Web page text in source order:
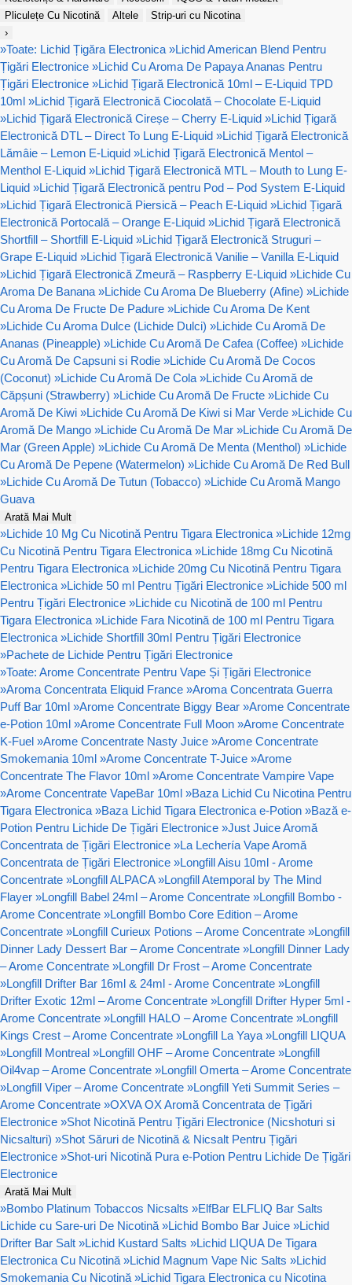
Pliculețe Cu Nicotină
Altele
Strip-uri cu Nicotina
›
»Toate: Lichid Țigăra Electronica »Lichid American Blend Pentru
Țigări Electronice »Lichid Cu Aroma De Papaya Ananas Pentru
Țigări Electronice »Lichid Țigară Electronică 10ml – E-Liquid TPD
10ml »Lichid Țigară Electronică Ciocolată – Chocolate E-Liquid
»Lichid Țigară Electronică Cireșe – Cherry E-Liquid »Lichid Țigară
Electronică DTL – Direct To Lung E-Liquid »Lichid Țigară Electronică
Lămâie – Lemon E-Liquid »Lichid Țigară Electronică Mentol –
Menthol E-Liquid »Lichid Țigară Electronică MTL – Mouth to Lung E-
Liquid »Lichid Țigară Electronică pentru Pod – Pod System E-Liquid
»Lichid Țigară Electronică Piersică – Peach E-Liquid »Lichid Țigară
Electronică Portocală – Orange E-Liquid »Lichid Țigară Electronică
Shortfill – Shortfill E-Liquid »Lichid Țigară Electronică Struguri –
Grape E-Liquid »Lichid Țigară Electronică Vanilie – Vanilla E-Liquid
»Lichid Țigară Electronică Zmeură – Raspberry E-Liquid »Lichide Cu
Aroma De Banana »Lichide Cu Aroma De Blueberry (Afine) »Lichide
Cu Aroma De Fructe De Padure »Lichide Cu Aroma De Kent
»Lichide Cu Aroma Dulce (Lichide Dulci) »Lichide Cu Aromă De
Ananas (Pineapple) »Lichide Cu Aromă De Cafea (Coffee) »Lichide
Cu Aromă De Capsuni si Rodie »Lichide Cu Aromă De Cocos
(Coconut) »Lichide Cu Aromă De Cola »Lichide Cu Aromă de
Căpșuni (Strawberry) »Lichide Cu Aromă De Fructe »Lichide Cu
Aromă De Kiwi »Lichide Cu Aromă De Kiwi si Mar Verde »Lichide Cu
Aromă De Mango »Lichide Cu Aromă De Mar »Lichide Cu Aromă De
Mar (Green Apple) »Lichide Cu Aromă De Menta (Menthol) »Lichide
Cu Aromă De Pepene (Watermelon) »Lichide Cu Aromă De Red Bull
»Lichide Cu Aromă De Tutun (Tobacco) »Lichide Cu Aromă Mango
Guava
Arată Mai Mult
»Lichide 10 Mg Cu Nicotină Pentru Tigara Electronica »Lichide 12mg
Cu Nicotină Pentru Tigara Electronica »Lichide 18mg Cu Nicotină
Pentru Tigara Electronica »Lichide 20mg Cu Nicotină Pentru Tigara
Electronica »Lichide 50 ml Pentru Țigări Electronice »Lichide 500 ml
Pentru Țigări Electronice »Lichide cu Nicotină de 100 ml Pentru
Tigara Electronica »Lichide Fara Nicotină de 100 ml Pentru Tigara
Electronica »Lichide Shortfill 30ml Pentru Țigări Electronice
»Pachete de Lichide Pentru Țigări Electronice
»Toate: Arome Concentrate Pentru Vape Și Țigări Electronice
»Aroma Concentrata Eliquid France »Aroma Concentrata Guerra
Puff Bar 10ml »Arome Concentrate Biggy Bear »Arome Concentrate
e-Potion 10ml »Arome Concentrate Full Moon »Arome Concentrate
K-Fuel »Arome Concentrate Nasty Juice »Arome Concentrate
Smokemania 10ml »Arome Concentrate T-Juice »Arome
Concentrate The Flavor 10ml »Arome Concentrate Vampire Vape
»Arome Concentrate VapeBar 10ml »Baza Lichid Cu Nicotina Pentru
Tigara Electronica »Baza Lichid Tigara Electronica e-Potion »Bază e-
Potion Pentru Lichide De Țigări Electronice »Just Juice Aromă
Concentrata de Țigări Electronice »La Lechería Vape Aromă
Concentrata de Țigări Electronice »Longfill Aisu 10ml - Arome
Concentrate »Longfill ALPACA »Longfill Atemporal by The Mind
Flayer »Longfill Babel 24ml – Arome Concentrate »Longfill Bombo -
Arome Concentrate »Longfill Bombo Core Edition – Arome
Concentrate »Longfill Curieux Potions – Arome Concentrate »Longfill
Dinner Lady Dessert Bar – Arome Concentrate »Longfill Dinner Lady
– Arome Concentrate »Longfill Dr Frost – Arome Concentrate
»Longfill Drifter Bar 16ml & 24ml - Arome Concentrate »Longfill
Drifter Exotic 12ml – Arome Concentrate »Longfill Drifter Hyper 5ml -
Arome Concentrate »Longfill HALO – Arome Concentrate »Longfill
Kings Crest – Arome Concentrate »Longfill La Yaya »Longfill LIQUA
»Longfill Montreal »Longfill OHF – Arome Concentrate »Longfill
Oil4vap – Arome Concentrate »Longfill Omerta – Arome Concentrate
»Longfill Viper – Arome Concentrate »Longfill Yeti Summit Series –
Arome Concentrate »OXVA OX Aromă Concentrata de Țigări
Electronice »Shot Nicotină Pentru Țigări Electronice (Nicshoturi si
Nicsalturi) »Shot Săruri de Nicotină & Nicsalt Pentru Țigări
Electronice »Shot-uri Nicotină Pura e-Potion Pentru Lichide De Țigări
Electronice
Arată Mai Mult
»Bombo Platinum Tobaccos Nicsalts »ElfBar ELFLIQ Bar Salts
Lichide cu Sare-uri De Nicotină »Lichid Bombo Bar Juice »Lichid
Drifter Bar Salt »Lichid Kustard Salts »Lichid LIQUA De Tigara
Electronica Cu Nicotină »Lichid Magnum Vape Nic Salts »Lichid
Smokemania Cu Nicotină »Lichid Tigara Electronica cu Nicotina